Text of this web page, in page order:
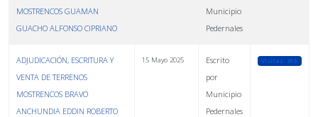
MOSTRENCOS GUAMAN
GUACHO ALFONSO CIPRIANO
Municipio
Pedernales
ADJUDICACIÓN, ESCRITURA Y
VENTA DE TERRENOS
MOSTRENCOS BRAVO
ANCHUNDIA EDDIN ROBERTO
15 Mayo 2025
Escrito
por
Municipio
Pedernales
Visitas: 413